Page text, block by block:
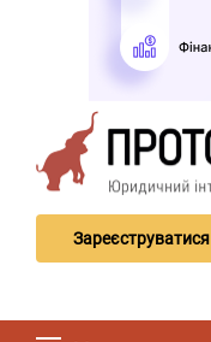
Зареєструватися